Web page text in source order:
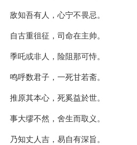
敌知吾有人，心宁不畏忌。
自古重徂征，司命在主帅。
季吒或非人，险阻那可恃。
鸣呼数君子，一死甘若斋。
推原其本心，死奚益於世。
事大缪不然，舍生而取义。
乃知丈人吉，易自有深旨。